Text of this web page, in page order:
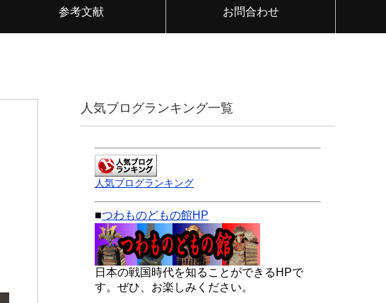
参考文献 お問合わせ
人気ブログランキング一覧
人気ブログランキング
■つわものどもの館HP
日本の戦国時代を知ることができるHPで
す。ぜひ、お楽しみください。